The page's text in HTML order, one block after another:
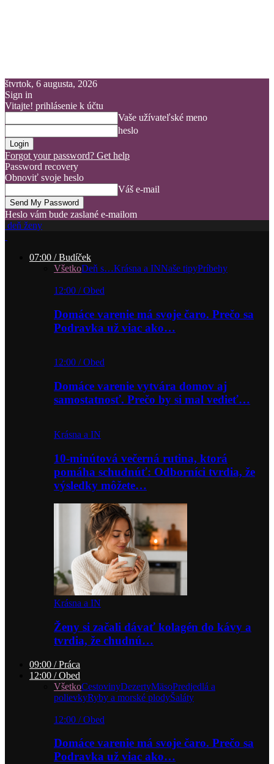
štvrtok, 6 augusta, 2026
Sign in
Vitajte! prihlásenie k účtu
Vaše užívateľské meno
heslo
Forgot your password? Get help
Password recovery
Obnoviť svoje heslo
Váš e-mail
Heslo vám bude zaslané e-mailom
deň ženy
07:00 / Budíček
VšetkoDeň s…Krásna a INNaše tipyPríbehy
12:00 / Obed
Domáce varenie má svoje čaro. Prečo sa
Podravka už viac ako…
12:00 / Obed
Domáce varenie vytvára domov aj
samostatnosť. Prečo by si mal vedieť…
Krásna a IN
10-minútová večerná rutina, ktorá
pomáha schudnúť: Odborníci tvrdia, že
výsledky môžete…
Krásna a IN
Ženy si začali dávať kolagén do kávy a
tvrdia, že chudnú…
09:00 / Práca
12:00 / Obed
VšetkoCestovinyDezertyMäsoPredjedlá a
polievkyRyby a morské plodyŠaláty
12:00 / Obed
Domáce varenie má svoje čaro. Prečo sa
Podravka už viac ako…